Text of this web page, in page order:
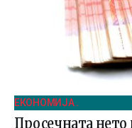
ЕКОНОМИЈА .
Просечната нето